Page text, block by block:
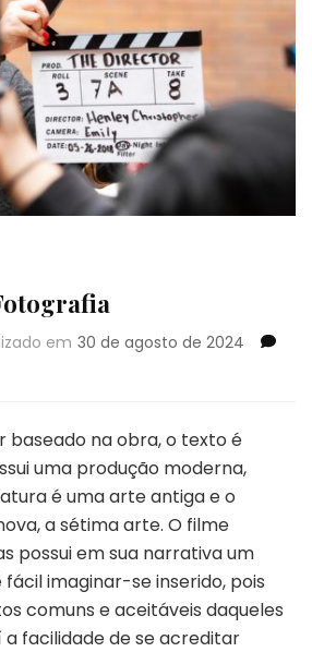
em 30 de agosto de 2024
baseado na obra, o texto é
uma produção moderna,
é uma arte antiga e o
a sétima arte. O filme
possui em sua narrativa um
imaginar-se inserido, pois
comuns e aceitáveis daqueles
a facilidade de se acreditar